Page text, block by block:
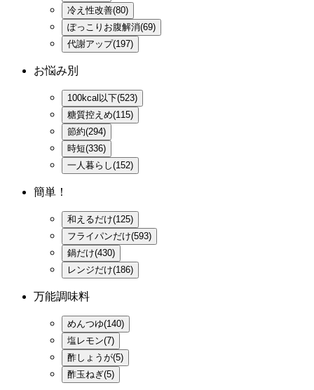
冷え性改善(80)
ぽっこりお腹解消(69)
代謝アップ(197)
お悩み別
100kcal以下(523)
糖質控えめ(115)
節約(294)
時短(336)
一人暮らし(152)
簡単！
和えるだけ(125)
フライパンだけ(593)
鍋だけ(430)
レンジだけ(186)
万能調味料
めんつゆ(140)
塩レモン(7)
酢しょうが(5)
酢玉ねぎ(5)